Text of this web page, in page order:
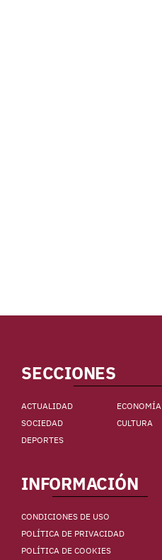
SECCIONES
ACTUALIDAD
ECONOMÍA
SOCIEDAD
CULTURA
DEPORTES
INFORMACIÓN
CONDICIONES DE USO
POLÍTICA DE PRIVACIDAD
POLÍTICA DE COOKIES